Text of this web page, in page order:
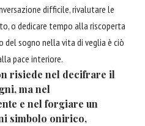
difficile, rivalutare le
o dedicare tempo alla riscoperta
del sogno nella vita di veglia è ciò
pace interiore.
risiede nel decifrare il
ma nel
e nel forgiare un
simbolo onirico,